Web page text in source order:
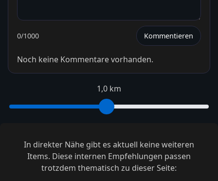
0/1000 Kommentieren
Noch keine Kommentare vorhanden.
1,0 km
In direkter Nähe gibt es aktuell keine weiteren
Items. Diese internen Empfehlungen passen
trotzdem thematisch zu dieser Seite: